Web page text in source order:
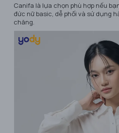
Canifa là lựa chọn phù hợp nếu
đức nữ basic, dễ phối và sử dụng
chăng.